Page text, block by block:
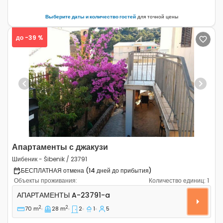
Выберите даты и количество гостейдля точной цены
Previous Next
до -39 %
Апартаменты с джакузи
Шибеник - Šibenik / 23791
БЕСПЛАТНАЯ отмена (14 дней до прибытия)
Объекты проживания:
Количество единиц: 1
Двухкомнатные апартаменты Шибеник - Šibenik A-
АПАРТАМЕНТЫ A-23791-a
70 m2 28 m2 2 1 5